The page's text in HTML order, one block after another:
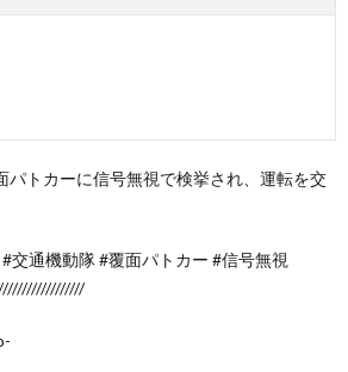
パトカーに信号無視で検挙され、運転を交
交通機動隊 #覆面パトカー #信号無視